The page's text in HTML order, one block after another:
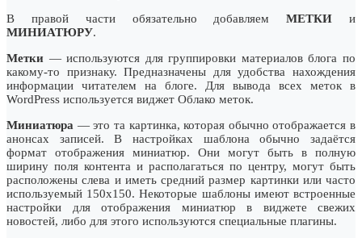
В правой части обязательно добавляемМЕТКИ и
МИНИАТЮРУ.
Метки — используются для группировки материалов блога по
какому-то признаку. Предназначены для удобства нахождения
информации читателем на блоге. Для вывода всех меток в
WordPress используется виджет Облако меток.
Миниатюра — это та картинка, которая обычно отображается в
анонсах записей. В настройках шаблона обычно задаётся
формат отображения миниатюр. Они могут быть в полную
ширину поля контента и располагаться по центру, могут быть
расположены слева и иметь средний размер картинки или часто
используемый 150х150. Некоторые шаблоны имеют встроенные
настройки для отображения миниатюр в виджете свежих
новостей, либо для этого используются специальные плагины.